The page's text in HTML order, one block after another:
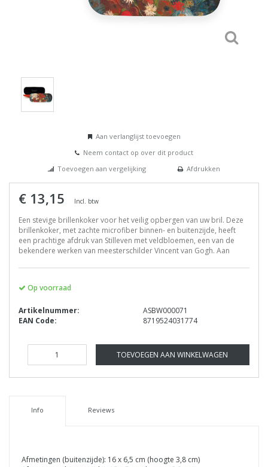
Aan verlanglijst toevoegen
Neem contact op over dit product
Toevoegen aan vergelijking
Afdrukken
€ 13,15 Incl. btw
Een stevige brillenkoker voor het veilig opbergen van uw bril. Deze
brillenkoker, met zachte microfiber binnen- en buitenzijde, heeft
een prachtige afdruk van Stilleven met veldbloemen, een van de
bekendere werken van meesterschilder Vincent van Gogh. Aan
Op voorraad
Artikelnummer:
ASBW000071
EAN Code:
8719524031774
TOEVOEGEN AAN WINKELWAGEN
Info Reviews
Afmetingen (buitenzijde): 16 x 6,5 cm (hoogte 3,8 cm)